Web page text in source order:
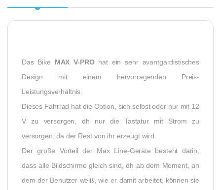
Das Bike MAX V-PROhat ein sehr avantgardistisches
Design mit einem hervorragenden Preis-
Leistungsverhältnis.
Dieses Fahrrad hat die Option, sich selbst oder nur mit 12
V zu versorgen, dh nur die Tastatur mit Strom zu
versorgen, da der Rest von ihr erzeugt wird.
Der große Vorteil der Max Line-Geräte besteht darin,
dass alle Bildschirme gleich sind, dh ab dem Moment, an
dem der Benutzer weiß, wie er damit arbeitet, können sie